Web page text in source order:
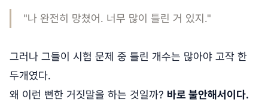
"나 완전히 망쳤어. 너무 많이 틀린 거 있지."
그러나 그들이 시험 문제 중 틀린 개수는 많아야 고작 한
두개였다.
왜 이런 뻔한 거짓말을 하는 것일까? 바로 불안해서이다.